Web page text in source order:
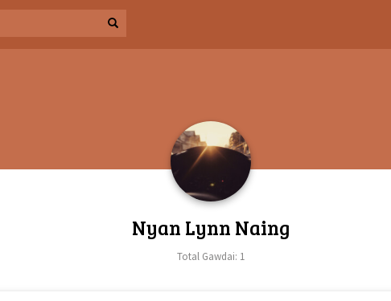
Nyan Lynn Naing
Total Gawdai: 1